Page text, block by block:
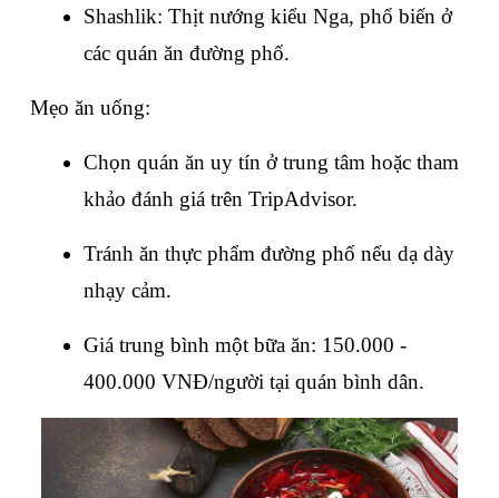
Shashlik: Thịt nướng kiểu Nga, phổ biến ở
các quán ăn đường phố.
Mẹo ăn uống:
Chọn quán ăn uy tín ở trung tâm hoặc tham
khảo đánh giá trên TripAdvisor.
Tránh ăn thực phẩm đường phố nếu dạ dày
nhạy cảm.
Giá trung bình một bữa ăn: 150.000 -
400.000 VNĐ/người tại quán bình dân.